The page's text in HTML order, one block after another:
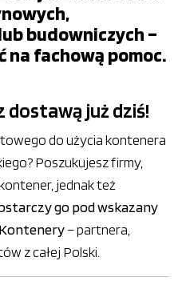
budowniczych –
na fachową pomoc.
dostawą już dziś!
do użycia kontenera
Poszukujesz firmy,
jednak też
go pod wskazany
– partnera,
z całej Polski.